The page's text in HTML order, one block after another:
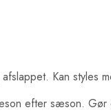
Kan styles
efter sæson. Gør